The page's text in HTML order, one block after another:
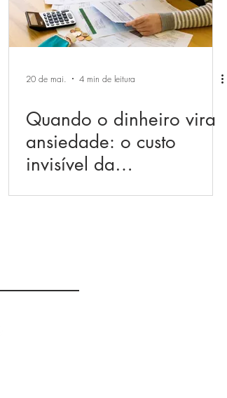
20 de mai. 4 min de leitura
Quando o dinheiro vira
ansiedade: o custo
invisível da